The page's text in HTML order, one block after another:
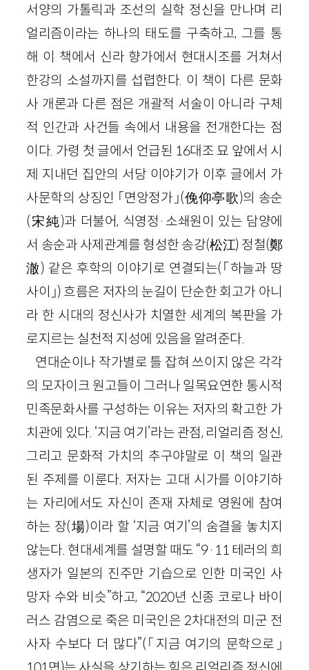
서양의 가톨릭과 조선의 실학 정신을 만나며 리
얼리즘이라는 하나의 태도를 구축하고, 그를 통
해 이 책에서 신라 향가에서 현대시조를 거쳐서
한강의 소설까지를 섭렵한다. 이 책이 다른 문화
사 개론과 다른 점은 개괄적 서술이 아니라 구체
적 인간과 사건들 속에서 내용을 전개한다는 점
이다. 가령 첫 글에서 언급된 16대조 묘 앞에서 시
제 지내던 집안의 서당 이야기가 이후 글에서 가
사문학의 상징인 「면앙정가」(俛仰亭歌)의 송순
(宋純)과 더불어, 식영정·소쇄원이 있는 담양에
서 송순과 사제관계를 형성한 송강(松江) 정철(鄭
澈) 같은 후학의 이야기로 연결되는(「하늘과 땅
사이」) 흐름은 저자의 눈길이 단순한 회고가 아니
라 한 시대의 정신사가 치열한 세계의 복판을 가
로지르는 실천적 지성에 있음을 알려준다.
연대순이나 작가별로 틀 잡혀 쓰이지 않은 각각
의 모자이크 원고들이 그러나 일목요연한 통시적
민족문화사를 구성하는 이유는 저자의 확고한 가
치관에 있다. ‘지금 여기’라는 관점, 리얼리즘 정신,
그리고 문화적 가치의 추구야말로 이 책의 일관
된 주제를 이룬다. 저자는 고대 시가를 이야기하
는 자리에서도 자신이 존재 자체로 영원에 참여
하는 장(場)이라 할 ‘지금 여기’의 숨결을 놓치지
않는다. 현대세계를 설명할 때도 “9·11 테러의 희
생자가 일본의 진주만 기습으로 인한 미국인 사
망자 수와 비슷”하고, “2020년 신종 코로나 바이
러스 감염으로 죽은 미국인은 2차대전의 미군 전
사자 수보다 더 많다”(「지금 여기의 문학으로」